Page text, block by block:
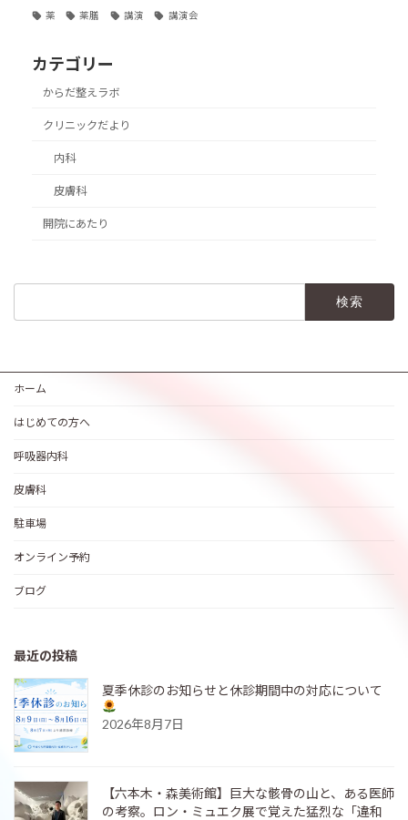
薬 薬膳 講演 講演会
カテゴリー
からだ整えラボ
クリニックだより
内科
皮膚科
開院にあたり
ホーム
はじめての方へ
呼吸器内科
皮膚科
駐車場
オンライン予約
ブログ
最近の投稿
夏季休診のお知らせと休診期間中の対応について
2026年8月7日
【六本木・森美術館】巨大な骸骨の山と、ある医師
の考察。ロン・ミュエク展で覚えた猛烈な「違和